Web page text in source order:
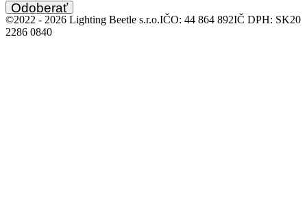
Odoberať
©2022 - 2026 Lighting Beetle s.r.o.IČO: 44 864 892IČ DPH: SK20
2286 0840